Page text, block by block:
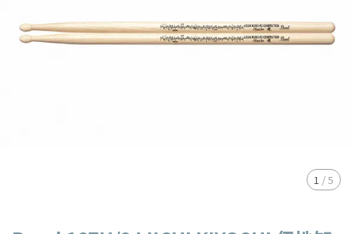
1 /5